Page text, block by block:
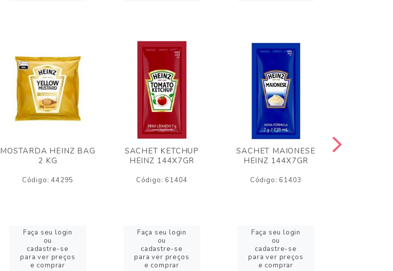
MOSTARDA HEINZ BAG
2 KG
Código: 44295
Faça seu login
ou
cadastre-se
para ver preços
e comprar
SACHET KETCHUP
HEINZ 144X7GR
Código: 61404
Faça seu login
ou
cadastre-se
para ver preços
e comprar
SACHET MAIONESE
HEINZ 144X7GR
Código: 61403
Faça seu login
ou
cadastre-se
para ver preços
e comprar